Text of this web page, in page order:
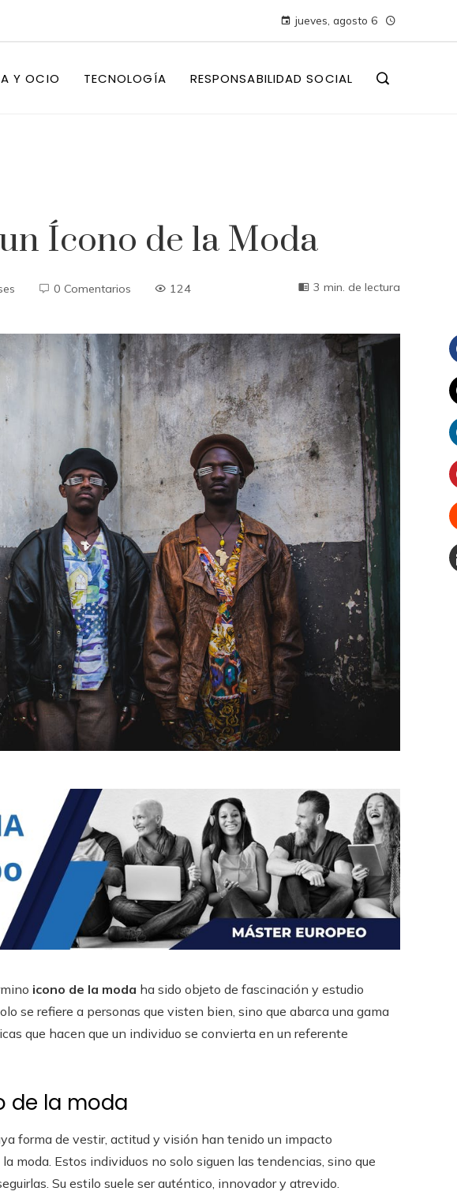
jueves, agosto 6
Y OCIO TECNOLOGÍA RESPONSABILIDAD SOCIAL
Ícono de la Moda
0 Comentarios 124 3 min. de lectura
icono de la moda ha sido objeto de fascinación y estudio
se refiere a personas que visten bien, sino que abarca una gama
que hacen que un individuo se convierta en un referente
de la moda
forma de vestir, actitud y visión han tenido un impacto
moda. Estos individuos no solo siguen las tendencias, sino que
Su estilo suele ser auténtico, innovador y atrevido.